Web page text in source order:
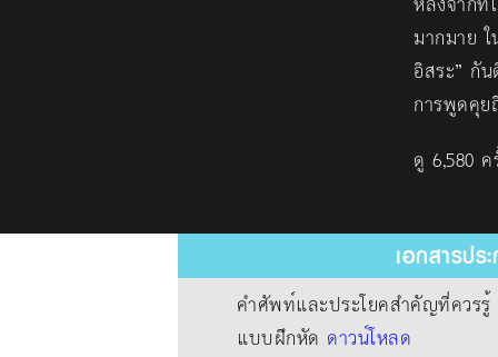
มากมาย
อิสระ” กั
การพูดคุย
ดู 6,580 ค
เอกสารปร
คำศัพท์และประโยคสำคัญที่ควรรู้
แบบฝึกหัด ดาวน์โหลด